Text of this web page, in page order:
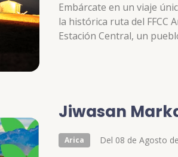
Embárcate en un viaje
la histórica ruta del FFCC
Estación Central, un
Jiwasan
Arica Del 08 de Agosto